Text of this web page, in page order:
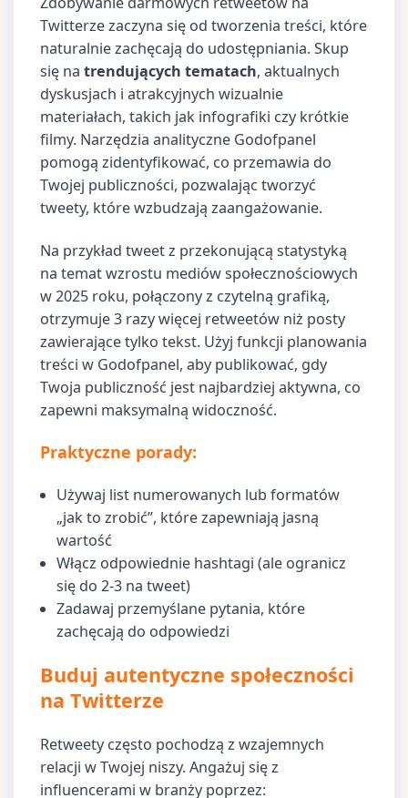
Twitterze zaczyna się od tworzenia treści, które
naturalnie zachęcają do udostępniania. Skup
się natrendujących tematach, aktualnych
dyskusjach i atrakcyjnych wizualnie
materiałach, takich jak infografiki czy krótkie
filmy. Narzędzia analityczne Godofpanel
pomogą zidentyfikować, co przemawia do
Twojej publiczności, pozwalając tworzyć
tweety, które wzbudzają zaangażowanie.
Na przykład tweet z przekonującą statystyką
na temat wzrostu mediów społecznościowych
w 2025 roku, połączony z czytelną grafiką,
otrzymuje 3 razy więcej retweetów niż posty
zawierające tylko tekst. Użyj funkcji planowania
treści w Godofpanel, aby publikować, gdy
Twoja publiczność jest najbardziej aktywna, co
zapewni maksymalną widoczność.
Praktyczne porady:
Używaj list numerowanych lub formatów
„jak to zrobić”, które zapewniają jasną
wartość
Włącz odpowiednie hashtagi (ale ogranicz
się do 2-3 na tweet)
Zadawaj przemyślane pytania, które
zachęcają do odpowiedzi
Buduj autentyczne społeczności
na Twitterze
Retweety często pochodzą z wzajemnych
relacji w Twojej niszy. Angażuj się z
influencerami w branży poprzez: